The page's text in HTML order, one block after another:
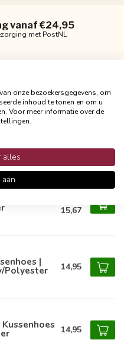
vanaf €24,95
met PostNL
15,67
|
Polyester 14,95
14,95
onze bezoekersgegevens, om
inhoud te tonen en om u
Voor meer informatie over de
alles
aan